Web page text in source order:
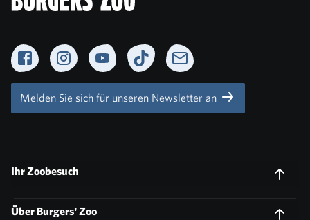
FacebookInstagramYouTubeTikTok Newsletter
Melden Sie sich für unseren Newsletter an
Ihr Zoobesuch
Über Burgers' Zoo